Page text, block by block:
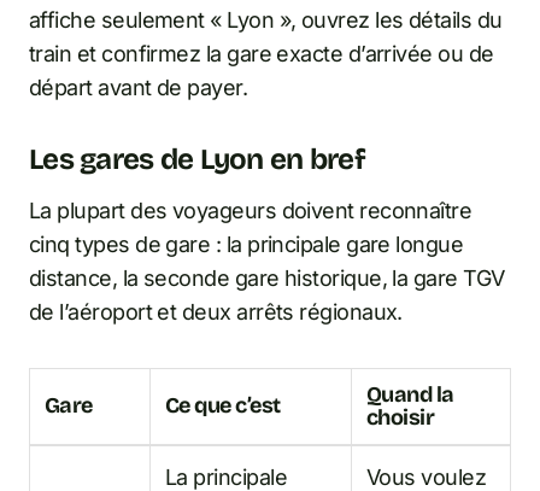
affiche seulement « Lyon », ouvrez les détails du
train et confirmez la gare exacte d’arrivée ou de
départ avant de payer.
Les gares de Lyon en bref
La plupart des voyageurs doivent reconnaître
cinq types de gare : la principale gare longue
distance, la seconde gare historique, la gare TGV
de l’aéroport et deux arrêts régionaux.
Gare Ce que c’est
Quand la
choisir
La principale
Vous voulez